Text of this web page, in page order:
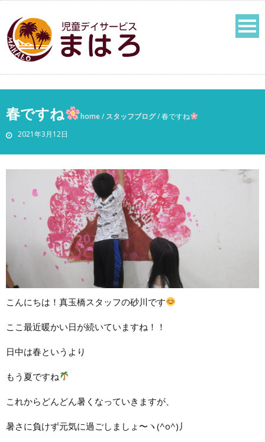
春ですね
2021年3月12日
home/ スタッフブログ/春ですね
こんにちは！真玉橋スタッフの砂川です
ここ最近暖かい日が続いていますね！！
日中は春というより
もう夏ですね
これからどんどん暑くなっていきますが、
暑さに負けず元気に過ごしましょ〜ヽ(^o^)丿